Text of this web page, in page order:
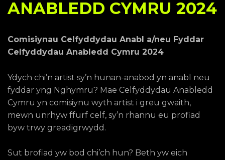
ANABLEDD CYMRU 2024
Comisiynau Celfyddydau Anabl a/neu Fyddar
Celfyddydau Anabledd Cymru 2024
Ydych chi’n artist sy’n hunan-anabod yn anabl neu
fyddar yng Nghymru? Mae Celfyddydau Anabledd
Cymru yn comisiynu wyth artist i greu gwaith,
mewn unrhyw ffurf celf, sy’n rhannu eu profiad
byw trwy greadigrwydd.
Sut brofiad yw bod chi’ch hun? Beth yw eich